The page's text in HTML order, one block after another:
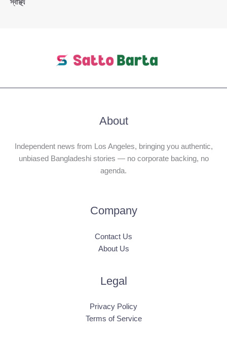
About
Independent news from Los Angeles, bringing you authentic,
unbiased Bangladeshi stories — no corporate backing, no
agenda.
Company
Contact Us
About Us
Legal
Privacy Policy
Terms of Service